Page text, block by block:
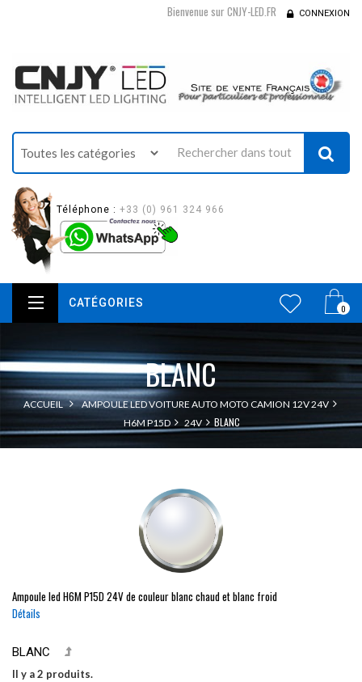
Bienvenue sur CNJY-LED.FR CONNEXION
Téléphone : +33 (0) 961 324 966
0
CATÉGORIES
BLANC
ACCUEIL
AMPOULE LED VOITURE AUTO MOTO CAMION 12V 24V
H6M P15D
24V BLANC
Ampoule ledH6MP15D24V de couleur blanc chaud et blanc froid
Détails
BLANC
Il y a 2 produits.